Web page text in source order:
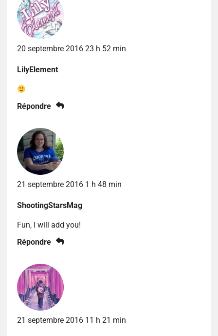
20 septembre 2016 23 h 52 min
LilyElement
Répondre
21 septembre 2016 1 h 48 min
ShootingStarsMag
Fun, I will add you!
Répondre
21 septembre 2016 11 h 21 min